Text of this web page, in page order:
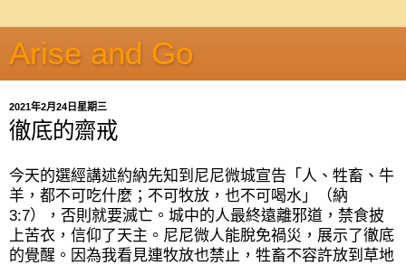
Arise and Go
2021年2月24日星期三
徹底的齋戒
今天的選經講述約納先知到尼尼微城宣告「人、牲畜、牛
羊，都不可吃什麼；不可牧放，也不可喝水」（納
3:7），否則就要滅亡。城中的人最終遠離邪道，禁食披
上苦衣，信仰了天主。尼尼微人能脫免禍災，展示了徹底
的覺醒。因為我看見連牧放也禁止，牲畜不容許放到草地